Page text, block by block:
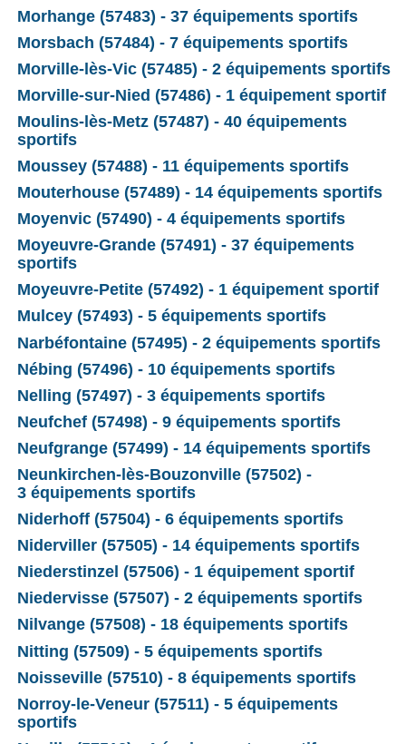
Morhange (57483) - 37 équipements sportifs
Morsbach (57484) - 7 équipements sportifs
Morville-lès-Vic (57485) - 2 équipements sportifs
Morville-sur-Nied (57486) - 1 équipement sportif
Moulins-lès-Metz (57487) - 40 équipements
sportifs
Moussey (57488) - 11 équipements sportifs
Mouterhouse (57489) - 14 équipements sportifs
Moyenvic (57490) - 4 équipements sportifs
Moyeuvre-Grande (57491) - 37 équipements
sportifs
Moyeuvre-Petite (57492) - 1 équipement sportif
Mulcey (57493) - 5 équipements sportifs
Narbéfontaine (57495) - 2 équipements sportifs
Nébing (57496) - 10 équipements sportifs
Nelling (57497) - 3 équipements sportifs
Neufchef (57498) - 9 équipements sportifs
Neufgrange (57499) - 14 équipements sportifs
Neunkirchen-lès-Bouzonville (57502) -
3 équipements sportifs
Niderhoff (57504) - 6 équipements sportifs
Niderviller (57505) - 14 équipements sportifs
Niederstinzel (57506) - 1 équipement sportif
Niedervisse (57507) - 2 équipements sportifs
Nilvange (57508) - 18 équipements sportifs
Nitting (57509) - 5 équipements sportifs
Noisseville (57510) - 8 équipements sportifs
Norroy-le-Veneur (57511) - 5 équipements
sportifs